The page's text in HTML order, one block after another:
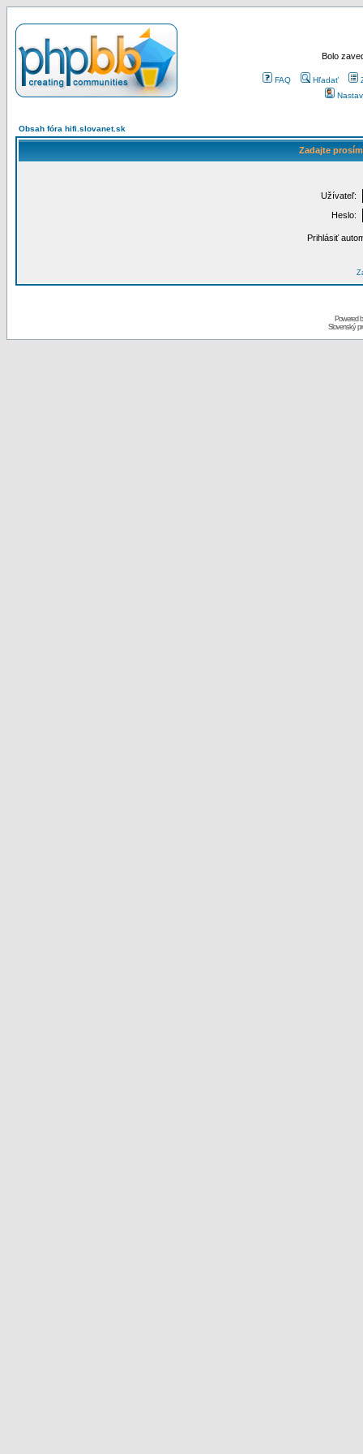
Bolo
FAQ Hľadať
Obsah fóra hifi.slovanet.sk
Zadajte
Užívateľ:
Heslo:
Prihlásiť
Powered
Slovenský